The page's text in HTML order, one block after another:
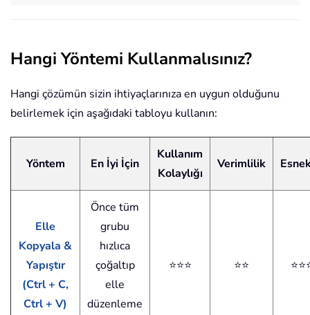
Hangi Yöntemi Kullanmalısınız?
Hangi çözümün sizin ihtiyaçlarınıza en uygun olduğunu
belirlemek için aşağıdaki tabloyu kullanın:
Yöntem En İyi İçin
Kullanım
Kolaylığı
Verimlilik
Elle
Kopyala &
Yapıştır
(Ctrl + C,
Ctrl + V)
Önce tüm
grubu
hızlıca
çoğaltıp
elle
düzenleme
⭐⭐⭐ ⭐⭐